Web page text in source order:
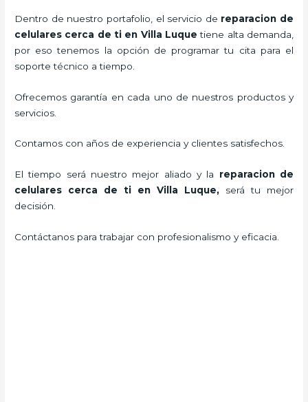
Dentro de nuestro portafolio, el servicio de reparacion de
celulares cerca de ti en Villa Luque tiene alta demanda,
por eso tenemos la opción de programar tu cita para el
soporte técnico a tiempo.
Ofrecemos garantía en cada uno de nuestros productos y
servicios.
Contamos con años de experiencia y clientes satisfechos.
El tiempo será nuestro mejor aliado y la reparacion de
celulares cerca de ti en Villa Luque, será tu mejor
decisión.
Contáctanos para trabajar con profesionalismo y eficacia.